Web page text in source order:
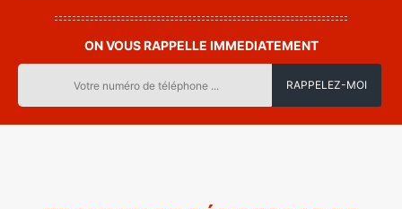
ON VOUS RAPPELLE IMMEDIATEMENT